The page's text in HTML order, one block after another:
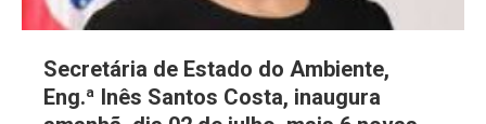
Secretária de Estado do Ambiente,
Eng.ª Inês Santos Costa, inaugura